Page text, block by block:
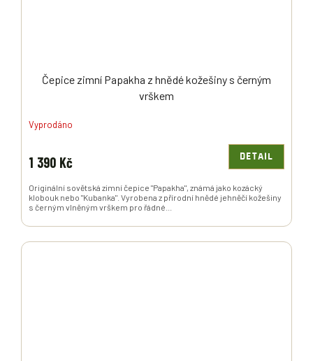
Čepice zimní Papakha z hnědé kožešiny s černým
vrškem
Vyprodáno
1 390 Kč DETAIL
Originální sovětská zimní čepice "Papakha", známá jako kozácký
klobouk nebo "Kubanka". Vyrobena z přírodní hnědé jehněčí kožešiny
s černým vlněným vrškem pro řádné...